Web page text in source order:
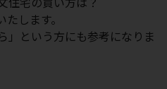
します。
」という方にも参考になりま